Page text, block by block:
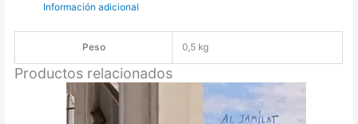
Información adicional
Peso 0,5 kg
Productos relacionados